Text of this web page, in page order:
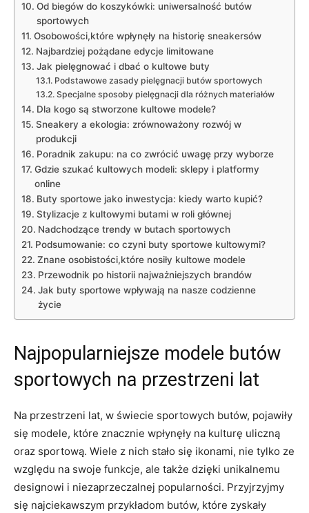
Od biegów ‍do ‌koszykówki: ‌uniwersalność butów ​
sportowych
Osobowości,które wpłynęły na historię⁤ sneakersów
Najbardziej pożądane edycje ‍limitowane
Jak pielęgnować i ‍dbać o kultowe buty
Podstawowe‌ zasady pielęgnacji butów ⁢sportowych
Specjalne sposoby pielęgnacji ‌dla ⁣różnych ⁣materiałów
Dla kogo są stworzone kultowe modele?
Sneakery a ekologia: zrównoważony⁢ rozwój w
produkcji
Poradnik ‍zakupu:⁢ na co zwrócić uwagę przy wyborze
Gdzie​ szukać kultowych ⁢modeli: sklepy ⁣i⁣ platformy
online
Buty‍ sportowe jako‍ inwestycja: ⁢kiedy warto kupić?
Stylizacje z kultowymi butami w roli głównej
Nadchodzące⁣ trendy w butach‍ sportowych
Podsumowanie: co czyni⁢ buty sportowe kultowymi?
Znane ​osobistości,które nosiły kultowe modele
Przewodnik po historii najważniejszych brandów
Jak buty ⁤sportowe ‌wpływają ⁣na nasze⁤ codzienne
⁢życie
Najpopularniejsze modele butów
sportowych‌ na przestrzeni lat
Na przestrzeni lat, w świecie sportowych butów, ⁢pojawiły
się ⁤modele, które znacznie wpłynęły na kulturę uliczną
oraz ‌sportową. Wiele z nich stało się⁤ ikonami, nie tylko ​ze
względu na swoje ⁤funkcje, ale także dzięki ⁣unikalnemu
designowi‌ i niezaprzeczalnej popularności. Przyjrzyjmy
się ​najciekawszym ​przykładom‍ butów,‍ które ⁣zyskały